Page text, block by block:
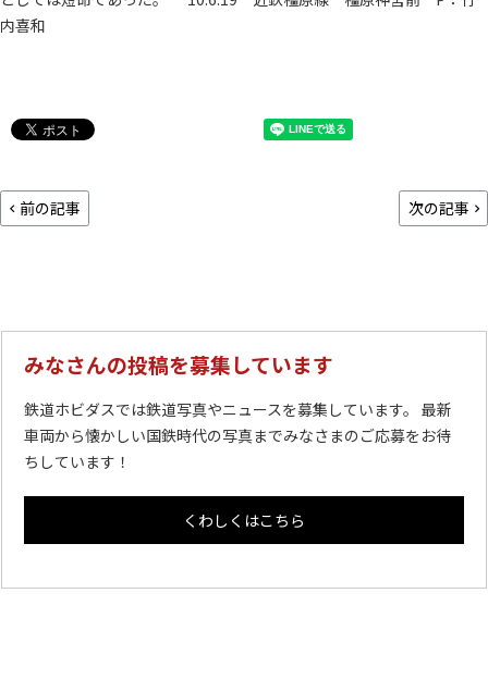
内喜和
前の記事 次の記事
みなさんの投稿を募集しています
鉄道ホビダスでは鉄道写真やニュースを募集しています。 最新
車両から懐かしい国鉄時代の写真までみなさまのご応募をお待
ちしています！
くわしくはこちら